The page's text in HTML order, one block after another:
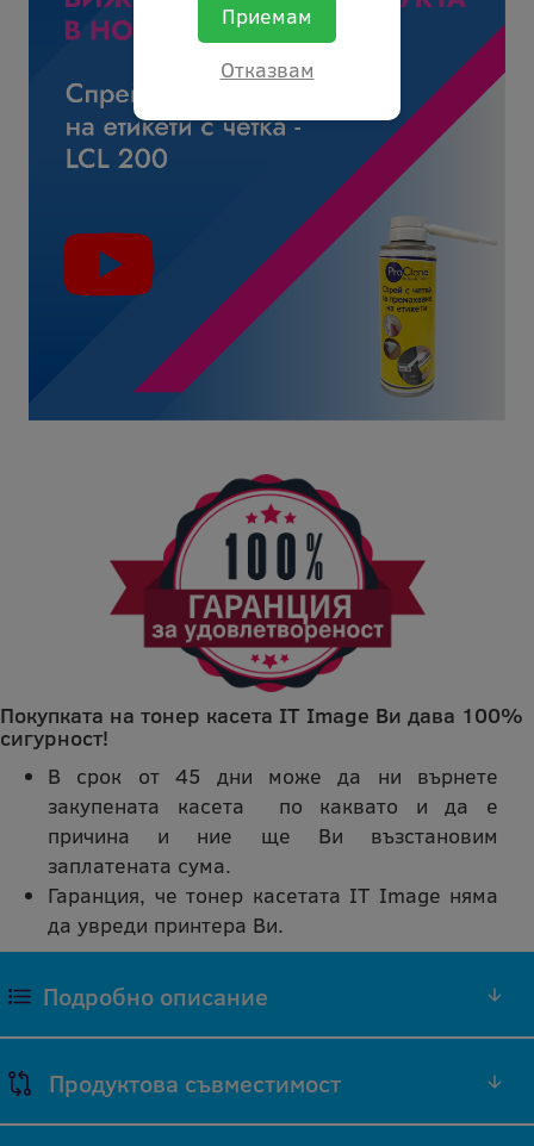
Покупката на тонер касета IT Image Ви дава 100%
сигурност!
В срок от 45 дни може да ни върнете
закупената касета по каквато и да е
причина и ние ще Ви възстановим
заплатената сума.
Гаранция, че тонер касетата IT Image няма
да увреди принтера Ви.
Подробно описание
РЕПРОИЗВЕДЕНА IT IMAGE ТОНЕР КАСЕТА
(ЧЕРЕН)
Продуктова съвместимост
Приемам
Отказвам